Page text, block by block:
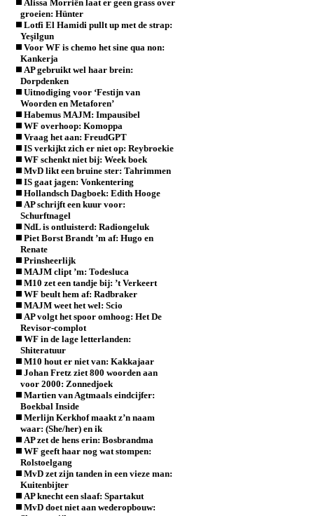
Alissa Morriën laat er geen grass over
groeien: Hünter
Lotfi El Hamidi pullt up met de strap:
Yeşilgun
Voor WF is chemo het sine qua non:
Kankerja
AP gebruikt wel haar brein:
Dorpdenken
Uitnodiging voor ‘Festijn van
Woorden en Metaforen’
Habemus MAJM: Impausibel
WF overhoop: Komoppa
Vraag het aan: FreudGPT
IS verkijkt zich er niet op: Reybroekie
WF schenkt niet bij: Week boek
MvD likt een bruine ster: Tahrimmen
IS gaat jagen: Vonkentering
Hollandsch Dagboek: Edith Hooge
AP schrijft een kuur voor:
Schurftnagel
NdL is ontluisterd: Radiongeluk
Piet Borst Brandt ’m af: Hugo en
Renate
Prinsheerlijk
MAJM clipt ’m: Todesluca
M10 zet een tandje bij: ’t Verkeert
WF beult hem af: Radbraker
MAJM weet het wel: Scio
AP volgt het spoor omhoog: Het De
Revisor-complot
WF in de lage letterlanden:
Shiteratuur
M10 hout er niet van: Kakkajaar
Johan Fretz ziet 800 woorden aan
voor 2000: Zonnedjoek
Martien van Agtmaals eindcijfer:
Boekbal Inside
Merlijn Kerkhof maakt z’n naam
waar: (She/her) en ik
AP zet de hens erin: Bosbrandma
WF geeft haar nog wat stompen:
Rolstoelgang
MvD zet zijn tanden in een vieze man:
Kuitenbijter
AP knecht een slaaf: Spartakut
MvD doet niet aan wederopbouw: